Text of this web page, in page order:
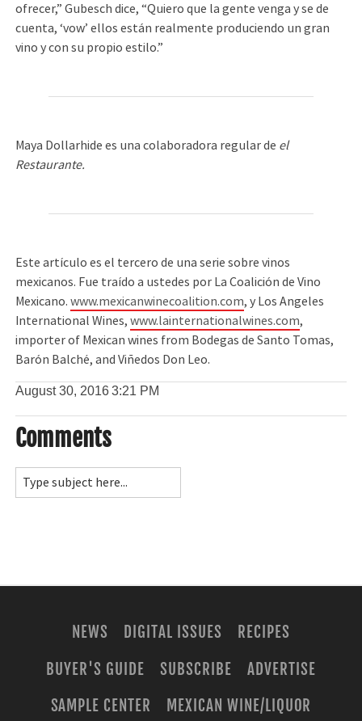
ofrecer,” Gubesch dice, “Quiero que la gente venga y se de
cuenta, ‘vow’ ellos están realmente produciendo un gran
vino y con su propio estilo.”
Maya Dollarhide es una colaboradora regular de el
Restaurante.
Este artículo es el tercero de una serie sobre vinos
mexicanos. Fue traído a ustedes por La Coalición de Vino
Mexicano.www.mexicanwinecoalition.com, y Los Angeles
International Wines,www.lainternationalwines.com,
importer of Mexican wines from Bodegas de Santo Tomas,
Barón Balché, and Viñedos Don Leo.
August 30, 20163:21 PM
Comments
NEWS DIGITAL ISSUES
RECIPES
BUYER'S GUIDE
SUBSCRIBE
ADVERTISE
SAMPLE CENTER
MEXICAN WINE/LIQUOR